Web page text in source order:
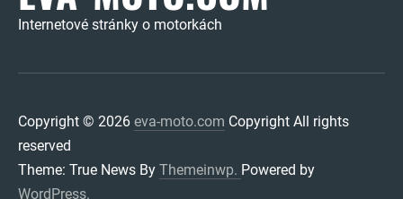
Internetové stránky o motorkách
Copyright © 2026 eva-moto.com Copyright All rights
reserved
Theme: True News By Themeinwp. Powered by
WordPress.